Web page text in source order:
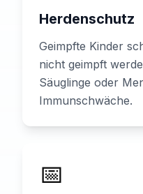
Herdenschutz
Geimpfte Kinder
nicht geimpft
Säuglinge oder
Immunschwäche.
📅